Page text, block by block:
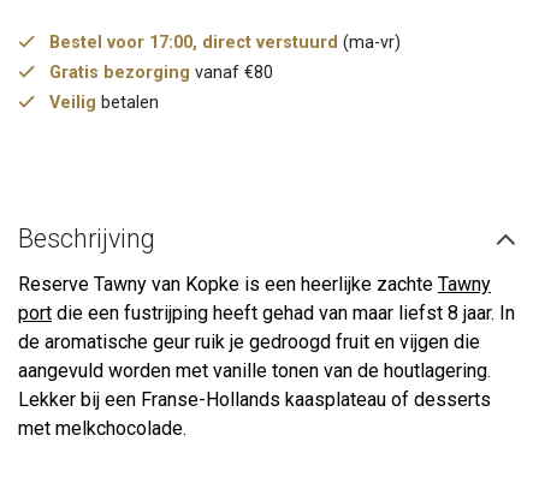
Bestel voor 17:00, direct verstuurd (ma-vr)
Gratis bezorging vanaf €80
Veilig betalen
Beschrijving
Reserve Tawny van Kopke is een heerlijke zachte Tawny
port die een fustrijping heeft gehad van maar liefst 8 jaar. In
de aromatische geur ruik je gedroogd fruit en vijgen die
aangevuld worden met vanille tonen van de houtlagering.
Lekker bij een Franse-Hollands kaasplateau of desserts
met melkchocolade.